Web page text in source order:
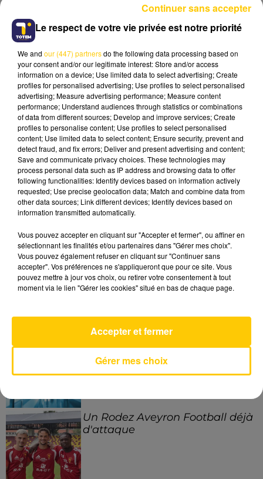
Près de 30.000 clients sont actuellement concernés
par des interruptions de service selon l'opérateur.
DES CÂBLES ENDOMMAGÉS ET DES
RELAIS HORS TENSION
Dans un communiqué, Orange explique que les
dégâts sont principalement liés à des chutes de
branches d’arbres qui ont endommagé des câbles de
fibre optique, notamment dans le nord du
département. Plusieurs relais de téléphonie mobile
sont également affectés par des problèmes
d’alimentation électrique.
ORANGE ET ENEDIS EN COORDINATION
Les équipes d’Orange sont pleinement mobilisées
pour rétablir les services dans les meilleurs délais
tout est mis en œuvre pour limiter la durée
d’indisponibilité.
Les opérations et les
accouchements suspendus à
l'hôpital de...
Un Rodez Aveyron Football déjà
d'attaque
Le respect de votre vie privée est notre priorité
We and our (447) partnersdo the following data processing based on
your consent and/or our legitimate interest: Store and/or access
information on a device; Use limited data to select advertising; Create
profiles for personalised advertising; Use profiles to select personalised
advertising; Measure advertising performance; Measure content
performance; Understand audiences through statistics or combinations
of data from different sources; Develop and improve services; Create
profiles to personalise content; Use profiles to select personalised
content; Use limited data to select content; Ensure security, prevent and
detect fraud, and fix errors; Deliver and present advertising and content;
Save and communicate privacy choices. These technologies may
process personal data such as IP address and browsing data to offer
following functionalities: Identify devices based on information actively
requested; Use precise geolocation data; Match and combine data from
other data sources; Link different devices; Identify devices based on
information transmitted automatically.
Vous pouvez accepter en cliquant sur "Accepter et fermer", ou affiner en
sélectionnant les finalités et/ou partenaires dans "Gérer mes choix".
Vous pouvez également refuser en cliquant sur "Continuer sans
accepter". Vos préférences ne s'appliqueront que pour ce site. Vous
pouvez mettre à jour vos choix, ou retirer votre consentement à tout
moment via le lien "Gérer les cookies" situé en bas de chaque page.
Gérer mes choix
Accepter et fermer
Continuer sans accepter